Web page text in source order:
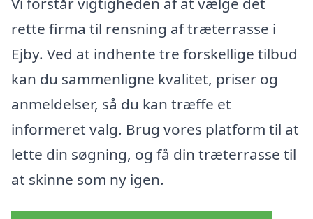
rette firma til rensning af træterrasse i
Ejby. Ved at indhente tre forskellige tilbud
kan du sammenligne kvalitet, priser og
anmeldelser, så du kan træffe et
informeret valg. Brug vores platform til at
lette din søgning, og få din træterrasse til
at skinne som ny igen.